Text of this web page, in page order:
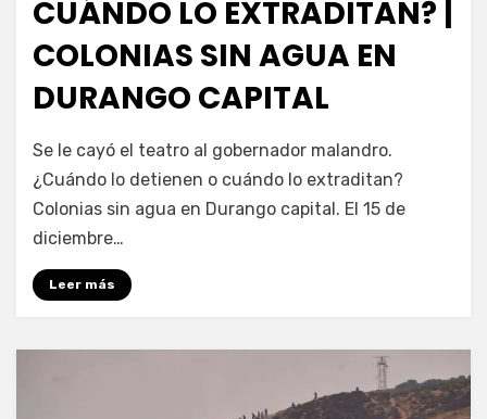
CUÁNDO LO EXTRADITAN? |
COLONIAS SIN AGUA EN
DURANGO CAPITAL
por Fernando Miranda Servín
Se le cayó el teatro al gobernador malandro.
¿Cuándo lo detienen o cuándo lo extraditan?
Colonias sin agua en Durango capital. El 15 de
diciembre…
Leer más